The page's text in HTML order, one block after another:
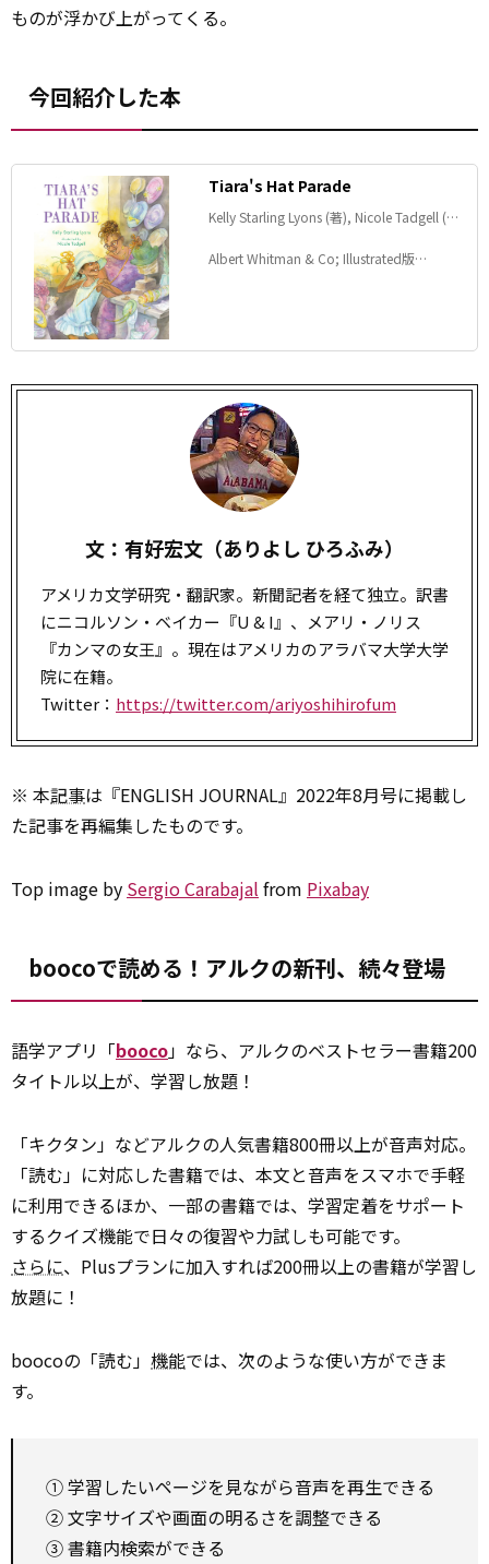
ものが浮かび上がってくる。
今回紹介した本
Tiara's Hat Parade
Kelly Starling Lyons (著), Nicole Tadgell (イ
Albert Whitman & Co; Illustrated版
文：有好宏文（ありよし ひろふみ）
アメリカ文学研究・翻訳家。新聞記者を経て独立。訳書
にニコルソン・ベイカー『U & I』、メアリ・ノリス
『カンマの女王』。現在はアメリカのアラバマ大学大学
院に在籍。
Twitter： https://twitter.com/ariyoshihirofum
※ 本記事は『ENGLISH JOURNAL』2022年8月号に掲載し
た記事を再編集したものです。
Top image by Sergio Carabajal from Pixabay
boocoで読める！アルクの新刊、続々登場
語学アプリ「booco」なら、アルクのベストセラー書籍200
タイトル以上が、学習し放題！
「キクタン」などアルクの人気書籍800冊以上が音声対応。
「読む」に対応した書籍では、本文と音声をスマホで手軽
に利用できるほか、一部の書籍では、学習定着をサポート
するクイズ機能で日々の復習や力試しも可能です。
さらに、Plusプランに加入すれば200冊以上の書籍が学習し
放題に！
boocoの「読む」 機能では、次のような使い方ができま
す。
① 学習したいページを見ながら音声を再生できる
② 文字サイズや画面の明るさを調整できる
③ 書籍内検索ができる